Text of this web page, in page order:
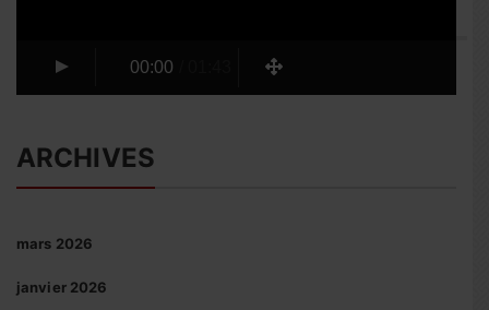
00:00
ARCHIVES
mars 2026
janvier 2026